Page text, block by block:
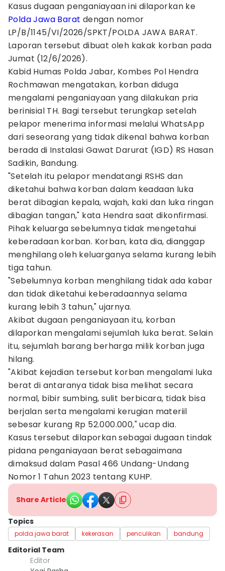
Kasus dugaan penganiayaan ini dilaporkan ke
Polda Jawa Barat dengan nomor
LP/B/1145/VI/2026/SPKT/POLDA JAWA BARAT.
Laporan tersebut dibuat oleh kakak korban pada
Jumat (12/6/2026).
Kabid Humas Polda Jabar, Kombes Pol Hendra
Rochmawan mengatakan, korban diduga
mengalami penganiayaan yang dilakukan pria
berinisial TH. Bagi tersebut terungkap setelah
pelapor menerima informasi melalui WhatsApp
dari seseorang yang tidak dikenal bahwa korban
berada di Instalasi Gawat Darurat (IGD) RS Hasan
Sadikin, Bandung.
"Setelah itu pelapor mendatangi RSHS dan
diketahui bahwa korban dalam keadaan luka
berat dibagian kepala, wajah, kaki dan luka ringan
dibagian tangan," kata Hendra saat dikonfirmasi.
Pihak keluarga sebelumnya tidak mengetahui
keberadaan korban. Korban, kata dia, dianggap
menghilang oleh keluarganya selama kurang lebih
tiga tahun.
"Sebelumnya korban menghilang tidak ada kabar
dan tidak diketahui keberadaannya selama
kurang lebih 3 tahun," ujarnya.
Akibat dugaan penganiayaan itu, korban
dilaporkan mengalami sejumlah luka berat. Selain
itu, sejumlah barang berharga milik korban juga
hilang.
"Akibat kejadian tersebut korban mengalami luka
berat di antaranya tidak bisa melihat secara
normal, bibir sumbing, sulit berbicara, tidak bisa
berjalan serta mengalami kerugian materiil
sebesar kurang Rp 52.000.000," ucap dia.
Kasus tersebut dilaporkan sebagai dugaan tindak
pidana penganiayaan berat sebagaimana
dimaksud dalam Pasal 466 Undang-Undang
Nomor 1 Tahun 2023 tentang KUHP.
Share Article
Topics
polda jawa barat kekerasan penculikan bandung
Editorial Team
Editor